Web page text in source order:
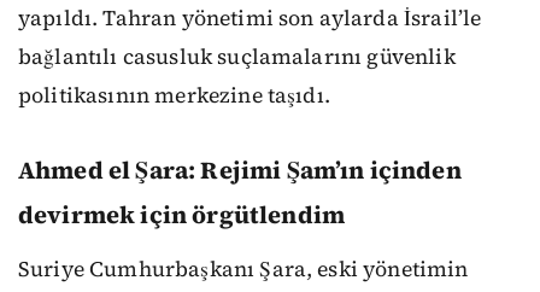
yapıldı. Tahran yönetimi son aylarda İsrail’le
bağlantılı casusluk suçlamalarını güvenlik
politikasının merkezine taşıdı.
Ahmed el Şara: Rejimi Şam’ın içinden
devirmek için örgütlendim
Suriye Cumhurbaşkanı Şara, eski yönetimin